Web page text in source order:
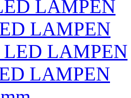
LAMPEN
LAMPEN
LED LAMPEN
LAMPEN